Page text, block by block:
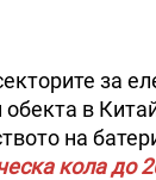
за
в
на
кола до